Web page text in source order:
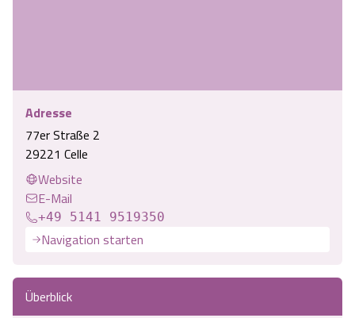
Adresse
77er Straße 2
29221 Celle
Website
E-Mail
+49 5141 9519350
Navigation starten
Überblick